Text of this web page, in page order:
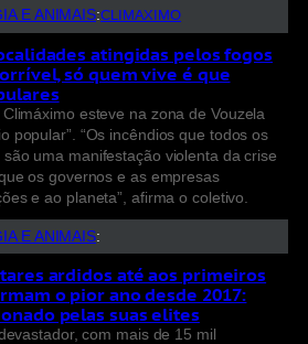
E ANIMAIS:CLIMAXIMO
atingidas pelos fogos
só quem vive é que
esteve na zona de Vouzela
popular”. “Os incêndios que todos os
uma manifestação violenta da crise
os governos e as empresas
e ao planeta”, afirma o coletivo.
E ANIMAIS:
ardidos até aos primeiros
o pior ano desde 2017:
pelas suas elites
com mais de 15 mil